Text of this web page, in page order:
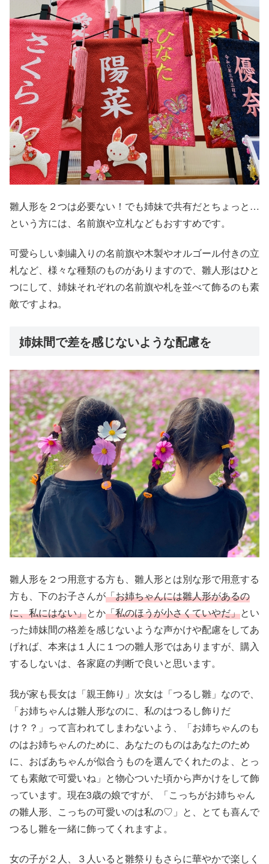
雛人形を２つは必要ない！でも姉妹で共有だとちょっと…
という方には、名前旗や立札などもおすすめです。
可愛らしい刺繍入りの名前旗や木製やオルゴール付きの立
札など、様々な種類のものがありますので、雛人形はひと
つにして、姉妹それぞれの名前旗や札を並べて飾るのも素
敵ですよね。
姉妹間で差を感じないような配慮を
雛人形を２つ用意する方も、雛人形とは別な形で用意する
方も、下のお子さんが「お姉ちゃんには雛人形があるの
に、私にはない」とか「私のほうが小さくていやだ」とい
った姉妹間の格差を感じないような声かけや配慮をしてあ
げれば、本来は１人に１つの雛人形ではありますが、購入
するしないは、各家庭の判断で良いと思います。
我が家も長女は「親王飾り」次女は「つるし雛」なので、
「お姉ちゃんは雛人形なのに、私のはつるし飾りだ
け？？」って言われてしまわないよう、「お姉ちゃんのも
のはお姉ちゃんのために、あなたのものはあなたのため
に、おばあちゃんが似合うものを選んでくれたのよ、とっ
ても素敵で可愛いね」と物心ついた頃から声かけをして飾
っています。現在3歳の娘ですが、「こっちがお姉ちゃん
の雛人形、こっちの可愛いのは私の♡」と、とても喜んで
つるし雛を一緒に飾ってくれますよ。
女の子が２人、３人いると雛祭りもさらに華やかで楽しく